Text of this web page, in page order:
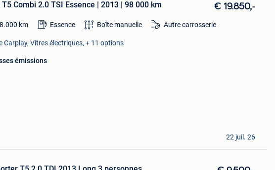
Combi 2.0 TSI Essence | 2013 | 98 000 km € 19.850,-
km Essence Boîte manuelle Autre carrosserie
Carplay, Vitres électriques, + 11 options
émissions
22 juil. 26